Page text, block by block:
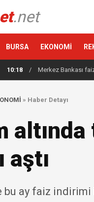
.net
BURSA EKONOMİ
10:18 / Merkez Bankası faiz
» Haber Detayı
aştı
bu ay faiz